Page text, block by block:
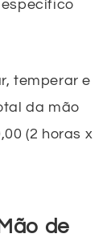
temperar e
da mão
(2 horas x
de